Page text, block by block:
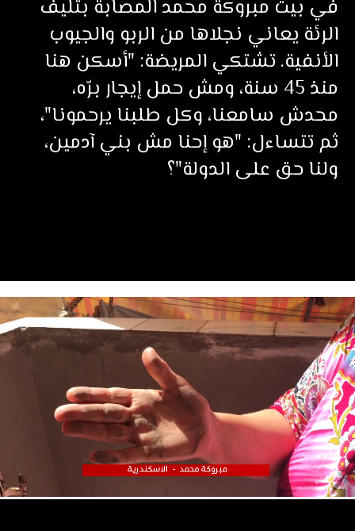
في بيت مبروكة محمد المصابة بتليف
الرئة يعاني نجلاها من الربو والجيوب
الأنفية. تشتكي المريضة: "أسكن هنا
منذ 45 سنة، ومش حمل إيجار برّه،
محدش سامعنا، وكل طلبنا يرحمونا"،
ثم تتساءل: "هو إحنا مش بني آدمين،
ولنا حق على الدولة"؟